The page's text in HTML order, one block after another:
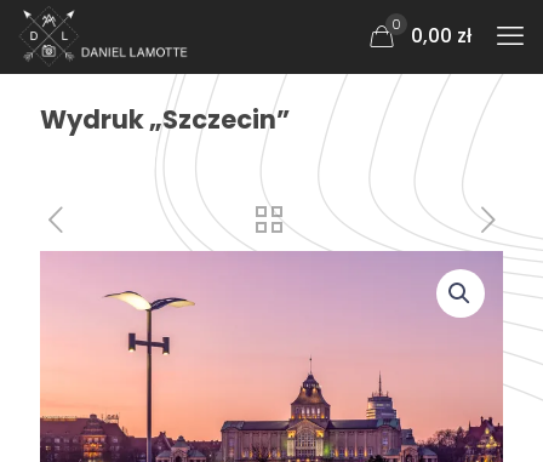
0 0,00 zł
Wydruk „Szczecin”